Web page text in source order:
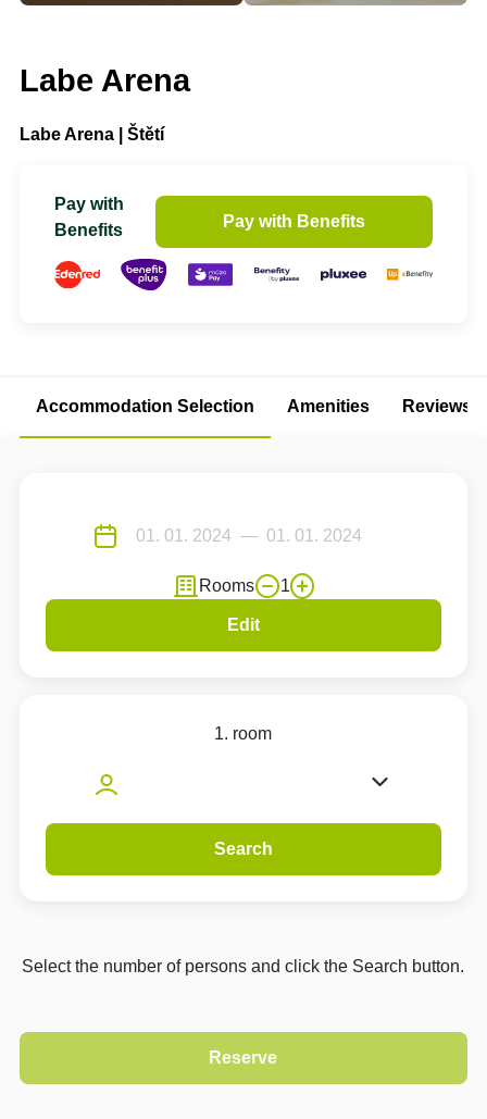
Labe Arena
Labe Arena | Štětí
Pay with
Benefits
Pay with Benefits
Accommodation Selection Amenities Reviews
Rooms 1
Edit
1. room
Search
Select the number of persons and click the Search button.